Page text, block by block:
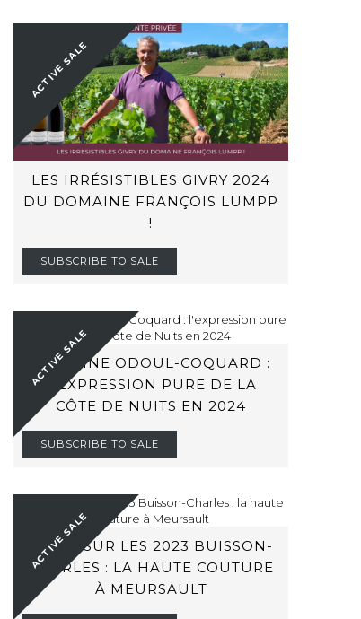
LES IRRÉSISTIBLES GIVRY 2024
DU DOMAINE FRANÇOIS LUMPP
!
SUBSCRIBE TO SALE
ACTIVE SALE
DOMAINE ODOUL-COQUARD :
L'EXPRESSION PURE DE LA
CÔTE DE NUITS EN 2024
SUBSCRIBE TO SALE
ACTIVE SALE
ZOOM SUR LES 2023 BUISSON-
CHARLES : LA HAUTE COUTURE
À MEURSAULT
ACTIVE SALE